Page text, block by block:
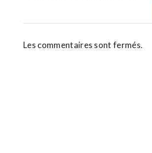
Les commentaires sont fermés.